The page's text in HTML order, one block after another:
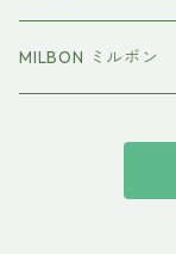
おすすめセット
MILBON ミルボン
suwae（スワエ